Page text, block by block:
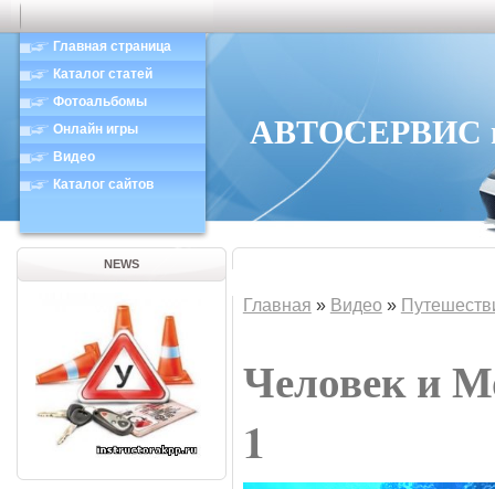
Главная страница
Каталог статей
Фотоальбомы
Онлайн игры
Видео
Каталог сайтов
АВТОСЕРВИС в
NEWS
Главная » Видео »
Человек и
1